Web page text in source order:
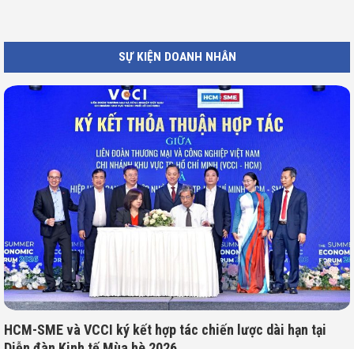
SỰ KIỆN DOANH NHÂN
HCM-SME và VCCI ký kết hợp tác chiến lược dài hạn tại